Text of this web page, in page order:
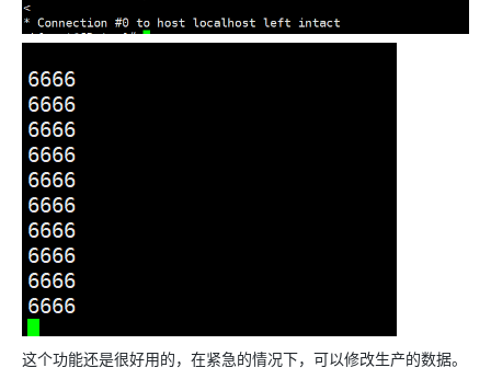
这个功能还是很好用的，在紧急的情况下，可以修改生产的数据。